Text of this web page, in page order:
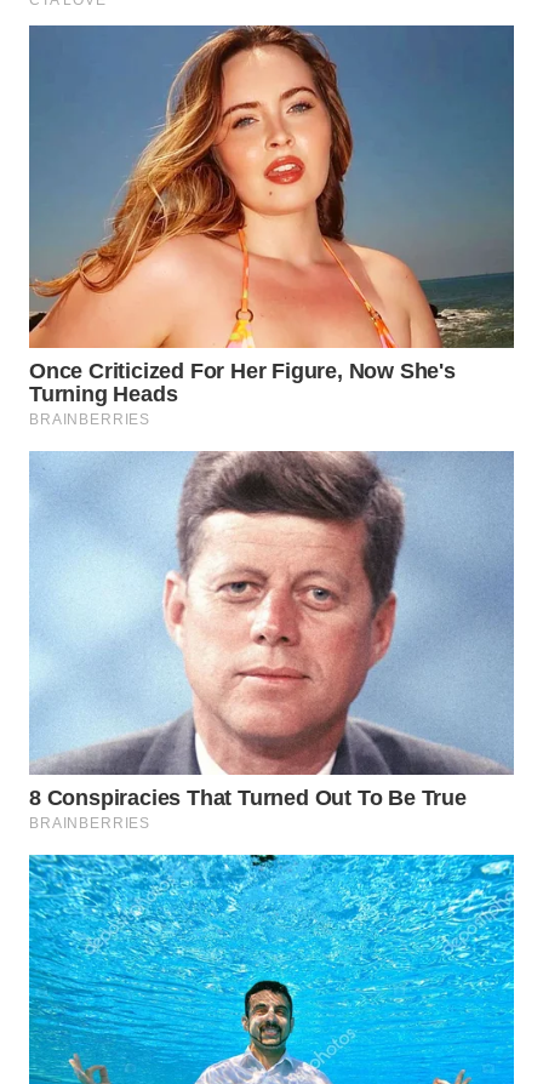
NIAS
TAPANULI
SELATAN
WN
TANJUNG
WN
KARO
WN
SIMALUNGUN
TENGAH
WN DELI
SERDANG
WN
TEBING
TINGGI
WN
PAKPAK
WN